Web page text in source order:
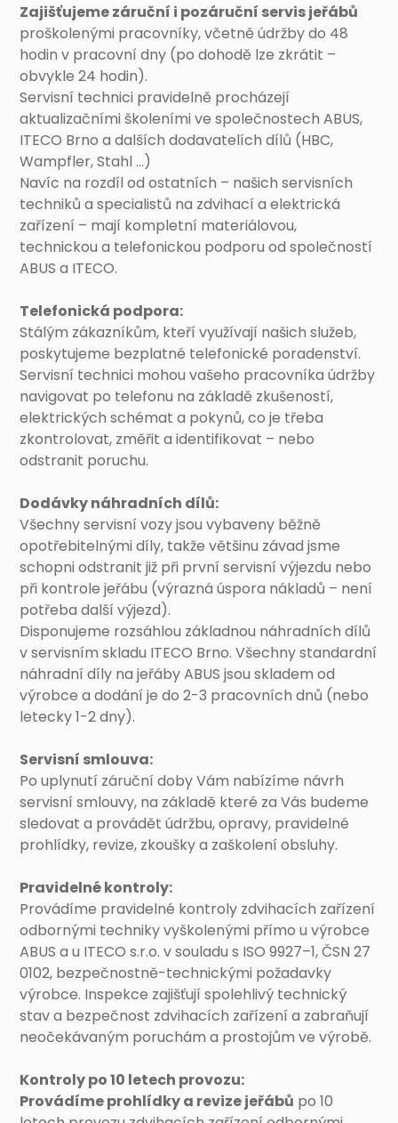
Zajišťujeme záruční i pozáruční servis jeřábů
proškolenými pracovníky, včetně údržby do 48
hodin v pracovní dny (po dohodě lze zkrátit –
obvykle 24 hodin).
Servisní technici pravidelně procházejí
aktualizačními školeními ve společnostech ABUS,
ITECO Brno a dalších dodavatelích dílů (HBC,
Wampfler, Stahl ...)
Navíc na rozdíl od ostatních – našich servisních
techniků a specialistů na zdvihací a elektrická
zařízení – mají kompletní materiálovou,
technickou a telefonickou podporu od společností
ABUS a ITECO.
Telefonická podpora:
Stálým zákazníkům, kteří využívají našich služeb,
poskytujeme bezplatné telefonické poradenství.
Servisní technici mohou vašeho pracovníka údržby
navigovat po telefonu na základě zkušeností,
elektrických schémat a pokynů, co je třeba
zkontrolovat, změřit a identifikovat – nebo
odstranit poruchu.
Dodávky náhradních dílů:
Všechny servisní vozy jsou vybaveny běžně
opotřebitelnými díly, takže většinu závad jsme
schopni odstranit již při první servisní výjezdu nebo
při kontrole jeřábu (výrazná úspora nákladů – není
potřeba další výjezd).
Disponujeme rozsáhlou základnou náhradních dílů
v servisním skladu ITECO Brno. Všechny standardní
náhradní díly na jeřáby ABUS jsou skladem od
výrobce a dodání je do 2-3 pracovních dnů (nebo
letecky 1-2 dny).
Servisní smlouva:
Po uplynutí záruční doby Vám nabízíme návrh
servisní smlouvy, na základě které za Vás budeme
sledovat a provádět údržbu, opravy, pravidelné
prohlídky, revize, zkoušky a zaškolení obsluhy.
Pravidelné kontroly:
Provádíme pravidelné kontroly zdvihacích zařízení
odbornými techniky vyškolenými přímo u výrobce
ABUS a u ITECO s.r.o. v souladu s ISO 9927–1, ČSN 27
0102, bezpečnostně-technickými požadavky
výrobce. Inspekce zajišťují spolehlivý technický
stav a bezpečnost zdvihacích zařízení a zabraňují
neočekávaným poruchám a prostojům ve výrobě.
Kontroly po 10 letech provozu:
Provádíme prohlídky a revize jeřábů po 10